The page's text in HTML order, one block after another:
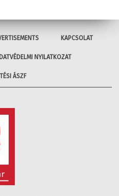
KAPCSOLAT
NYILATKOZAT
ÁSZF